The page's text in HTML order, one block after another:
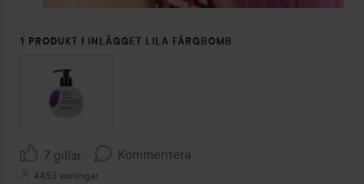
1 PRODUKT I INLÄGGET LILA FÄRGBOMB
7 gillar Kommentera
4453 visningar